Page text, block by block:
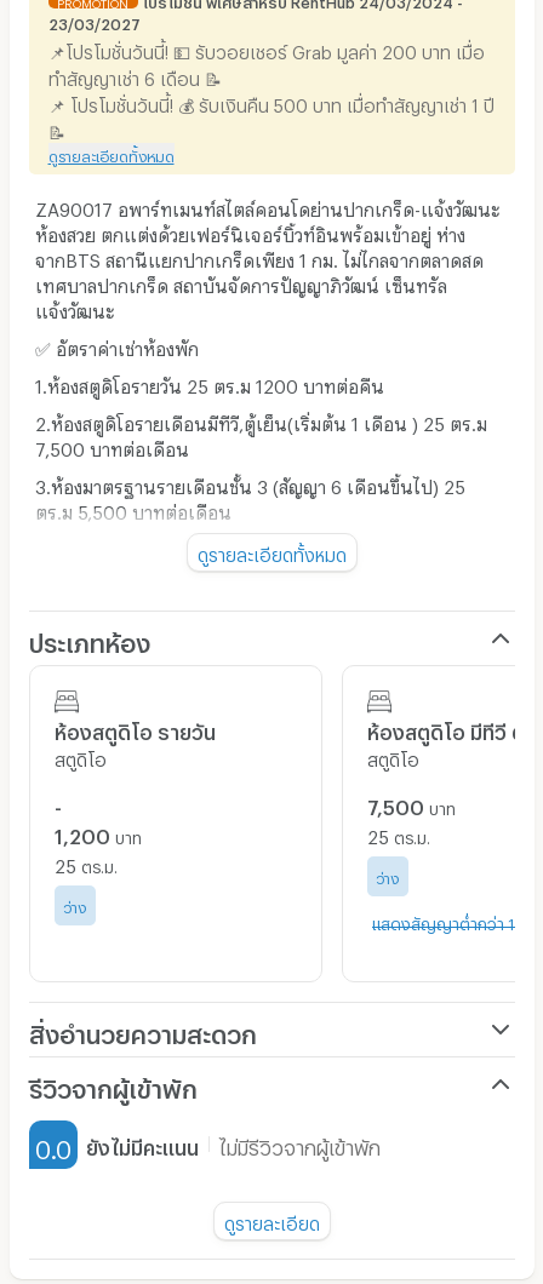
23/03/2027
📌โปรโมชั่นวันนี้! 💵 รับวอยเชอร์ Grab มูลค่า 200 บาท เมื่อ
ทำสัญญาเช่า 6 เดือน 📝
📌 โปรโมชั่นวันนี้! 💰 รับเงินคืน 500 บาท เมื่อทำสัญญาเช่า 1 ปี
📝
ดูรายละเอียดทั้งหมด
ZA90017 อพาร์ทเมนท์สไตล์คอนโดย่านปากเกร็ด-แจ้งวัฒนะ
ห้องสวย ตกแต่งด้วยเฟอร์นิเจอร์บิ้วท์อินพร้อมเข้าอยู่ ห่าง
จากBTS สถานีแยกปากเกร็ดเพียง 1 กม. ไม่ไกลจากตลาดสด
เทศบาลปากเกร็ด สถาบันจัดการปัญญาภิวัฒน์ เซ็นทรัล
แจ้งวัฒนะ
✅ อัตราค่าเช่าห้องพัก
1.ห้องสตูดิโอรายวัน 25 ตร.ม 1200 บาทต่อคืน
2.ห้องสตูดิโอรายเดือนมีทีวี,ตู้เย็น(เริ่มต้น 1 เดือน ) 25 ตร.ม
7,500 บาทต่อเดือน
3.ห้องมาตรฐานรายเดือนชั้น 3 (สัญญา 6 เดือนขึ้นไป) 25
ตร.ม 5,500 บาทต่อเดือน
📍ค่าประกันห้อง 2 เดือน ชำระล่วงหน้า 1 เดือน
บาท/ยูนิต
☎️ สนใจสอบถามห้องพัก
Line:@zimple_asset ( https://lin.ee/o1crZrf
- ระยะทางจากปากซอย 250 m
- วินมอเตอร์ไซค์หน้าตึก 250 m
- ป้ายรถเมล์ 350 เมตร
- โลตัส โกเฟรช 600 m
- ท่าเรือปากเกร็ด 900 m
- รถไฟฟ้าสายสีชมพู สถานีแยกปากเกร็ด 1.0 km
🛀 สิ่งอำนวยความสะดวกภายในห้องพัก
- เตียงนอน 5 ฟุต
ดูรายละเอียดทั้งหมด
ประเภทห้อง
ห้องสตูดิโอ รายวัน
สตูดิโอ
1,200 บาท
25 ตร.ม.
ว่าง
ห้องสตูดิโอ มีทีวี ตู้เ
สตูดิโอ
7,500 บาท
25 ตร.ม.
ว่าง
แสดงสัญญาต่ำกว่า 1 ปี
สิ่งอำนวยความสะดวก
เฟอร์นิเจอร์-ตู้, เตียง
เครื่องทำน้ำอุ่น
รีวิวจากผู้เข้าพัก
0.0 ยังไม่มีคะแนน ไม่มีรีวิวจากผู้เข้าพัก
ยังไม่มีรีวิวของอพาร์ทเม้นท์นี้
ดูรายละเอียด